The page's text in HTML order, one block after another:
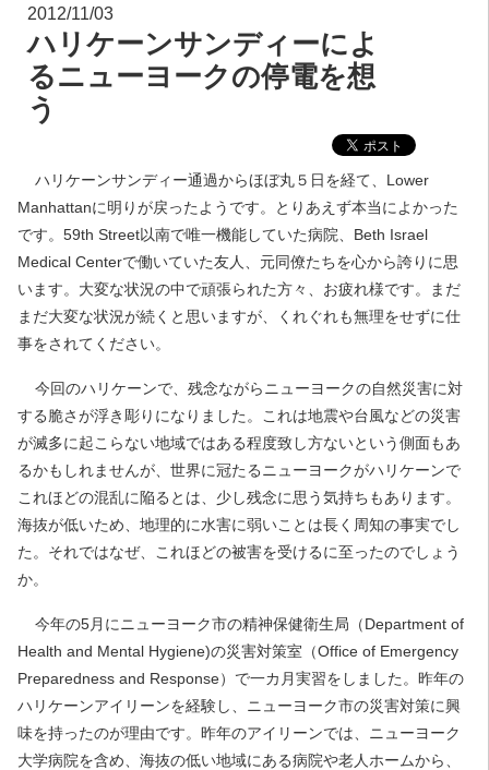
2012/11/03
ハリケーンサンディーによ
るニューヨークの停電を想
う
ハリケーンサンディー通過からほぼ丸５日を経て、Lower
Manhattanに明りが戻ったようです。とりあえず本当によかった
です。59th Street以南で唯一機能していた病院、Beth Israel
Medical Centerで働いていた友人、元同僚たちを心から誇りに思
います。大変な状況の中で頑張られた方々、お疲れ様です。まだ
まだ大変な状況が続くと思いますが、くれぐれも無理をせずに仕
事をされてください。
今回のハリケーンで、残念ながらニューヨークの自然災害に対
する脆さが浮き彫りになりました。これは地震や台風などの災害
が滅多に起こらない地域ではある程度致し方ないという側面もあ
るかもしれませんが、世界に冠たるニューヨークがハリケーンで
これほどの混乱に陥るとは、少し残念に思う気持ちもあります。
海抜が低いため、地理的に水害に弱いことは長く周知の事実でし
た。それではなぜ、これほどの被害を受けるに至ったのでしょう
か。
今年の5月にニューヨーク市の精神保健衛生局（Department of
Health and Mental Hygiene)の災害対策室（Office of Emergency
Preparedness and Response）で一カ月実習をしました。昨年の
ハリケーンアイリーンを経験し、ニューヨーク市の災害対策に興
味を持ったのが理由です。昨年のアイリーンでは、ニューヨーク
大学病院を含め、海抜の低い地域にある病院や老人ホームから、